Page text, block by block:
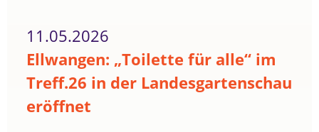
11.05.2026
Ellwangen: „Toilette für alle“ im
Treff.26 in der Landesgartenschau
eröffnet